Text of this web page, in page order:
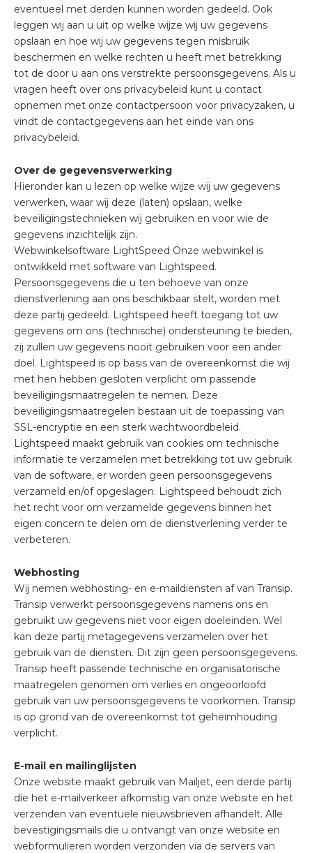
eventueel met derden kunnen worden gedeeld. Ook
leggen wij aan u uit op welke wijze wij uw gegevens
opslaan en hoe wij uw gegevens tegen misbruik
beschermen en welke rechten u heeft met betrekking
tot de door u aan ons verstrekte persoonsgegevens. Als u
vragen heeft over ons privacybeleid kunt u contact
opnemen met onze contactpersoon voor privacyzaken, u
vindt de contactgegevens aan het einde van ons
privacybeleid.
Over de gegevensverwerking
Hieronder kan u lezen op welke wijze wij uw gegevens
verwerken, waar wij deze (laten) opslaan, welke
beveiligingstechnieken wij gebruiken en voor wie de
gegevens inzichtelijk zijn.
Webwinkelsoftware LightSpeed Onze webwinkel is
ontwikkeld met software van Lightspeed.
Persoonsgegevens die u ten behoeve van onze
dienstverlening aan ons beschikbaar stelt, worden met
deze partij gedeeld. Lightspeed heeft toegang tot uw
gegevens om ons (technische) ondersteuning te bieden,
zij zullen uw gegevens nooit gebruiken voor een ander
doel. Lightspeed is op basis van de overeenkomst die wij
met hen hebben gesloten verplicht om passende
beveiligingsmaatregelen te nemen. Deze
beveiligingsmaatregelen bestaan uit de toepassing van
SSL-encryptie en een sterk wachtwoordbeleid.
Lightspeed maakt gebruik van cookies om technische
informatie te verzamelen met betrekking tot uw gebruik
van de software, er worden geen persoonsgegevens
verzameld en/of opgeslagen. Lightspeed behoudt zich
het recht voor om verzamelde gegevens binnen het
eigen concern te delen om de dienstverlening verder te
verbeteren.
Webhosting
Wij nemen webhosting- en e-maildiensten af van Transip.
Transip verwerkt persoonsgegevens namens ons en
gebruikt uw gegevens niet voor eigen doeleinden. Wel
kan deze partij metagegevens verzamelen over het
gebruik van de diensten. Dit zijn geen persoonsgegevens.
Transip heeft passende technische en organisatorische
maatregelen genomen om verlies en ongeoorloofd
gebruik van uw persoonsgegevens te voorkomen. Transip
is op grond van de overeenkomst tot geheimhouding
verplicht.
E-mail en mailinglijsten
Onze website maakt gebruik van Mailjet, een derde partij
die het e-mailverkeer afkomstig van onze website en het
verzenden van eventuele nieuwsbrieven afhandelt. Alle
bevestigingsmails die u ontvangt van onze website en
webformulieren worden verzonden via de servers van